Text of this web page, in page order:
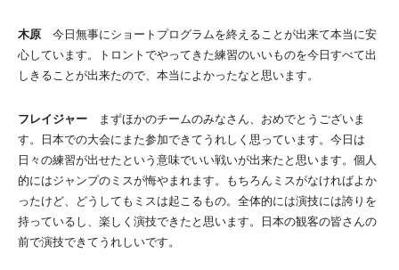
木原 今日無事にショートプログラムを終えることが出来て本当に安
心しています。トロントでやってきた練習のいいものを今日すべて出
しきることが出来たので、本当によかったなと思います。
フレイジャー まずほかのチームのみなさん、おめでとうございま
す。日本での大会にまた参加できてうれしく思っています。今日は
日々の練習が出せたという意味でいい戦いが出来たと思います。個人
的にはジャンプのミスが悔やまれます。もちろんミスがなければよか
ったけど、どうしてもミスは起こるもの。全体的には演技には誇りを
持っているし、楽しく演技できたと思います。日本の観客の皆さんの
前で演技できてうれしいです。